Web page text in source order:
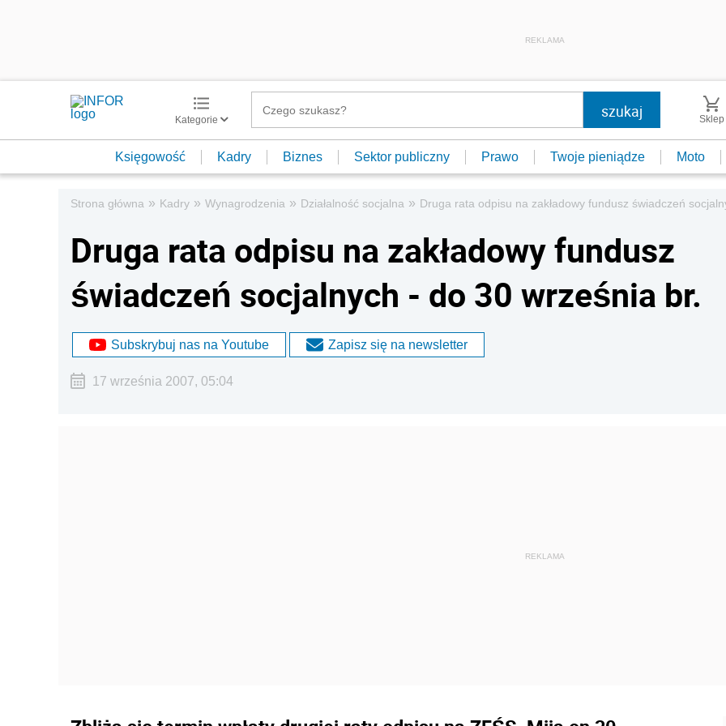
REKLAMA
Kategorie Sklep
Księgowość Kadry Biznes Sektor publiczny Prawo Twoje pieniądze Moto
Strona główna » Kadry » Wynagrodzenia » Działalność socjalna » Druga rata odpisu na zakładowy fundusz świadczeń
Druga rata odpisu na zakładowy fundusz
świadczeń socjalnych - do 30 września br.
Subskrybuj nas na Youtube Zapisz się na newsletter
17 września 2007, 05:04